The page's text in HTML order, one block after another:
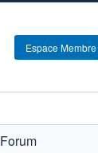
Espace Membre
Forum